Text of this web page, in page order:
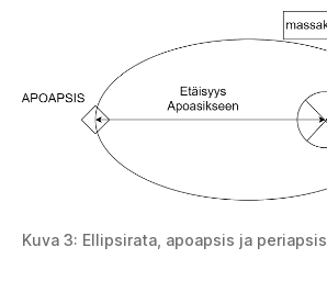
Kuva 3: Ellipsirata, apoapsis ja periapsis